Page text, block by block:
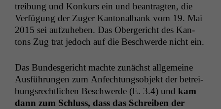
trei­bung und Konkurs ein und beantragten, die
Ver­fü­gung der Zuger Kan­ton­al­bank vom 19. Mai
2015 sei aufzuheben. Das Oberg­ericht des Kan­
tons Zug trat jedoch auf die Beschw­erde nicht ein.
Das Bun­des­gericht machte zunächst all­ge­meine
Aus­führun­gen zum Anfech­tung­sob­jekt der betrei­
bungsrechtlichen Beschw­erde (E. 3.4) und kam
dann zum Schluss, dass das Schreiben der